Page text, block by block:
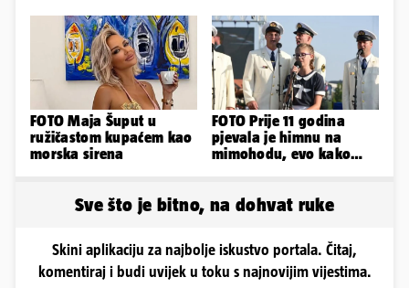
FOTO Maja Šuput u
ružičastom kupaćem kao
morska sirena
FOTO Prije 11 godina
pjevala je himnu na
mimohodu, evo kako
Sve što je bitno, na dohvat ruke
Skini aplikaciju za najbolje iskustvo portala. Čitaj,
komentiraj i budi uvijek u toku s najnovijim vijestima.